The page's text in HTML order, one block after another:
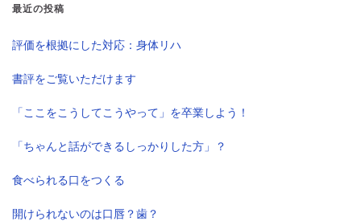
最近の投稿
評価を根拠にした対応：身体リハ
書評をご覧いただけます
「ここをこうしてこうやって」を卒業しよう！
「ちゃんと話ができるしっかりした方」？
食べられる口をつくる
開けられないのは口唇？歯？